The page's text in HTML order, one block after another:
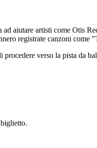
ad aiutare artisti come
registrate canzoni come
verso la pista da